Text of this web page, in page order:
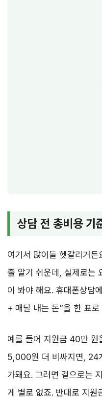
상담 전 총비용 기
여기서 많이들 헷갈리거
줄 알기 쉬운데, 실제로는
이 봐야 해요. 휴대폰상담
+ 매달 내는 돈”을 한 표로
예를 들어 지원금 40만 원
5,000원 더 비싸지면, 24
가돼요. 그러면 겉으로는
게 별로 없죠. 반대로 지원